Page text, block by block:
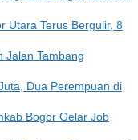
Utara Terus Bergulir, 8
Jalan Tambang
Dua Perempuan di
Bogor Gelar Job